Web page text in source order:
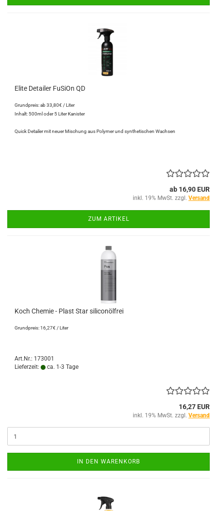
Elite Detailer FuSiOn QD
Grundpreis: ab 33,80€ / Liter
Inhalt: 500ml oder 5 Liter Kanister
Quick Detailer mit neuer Mischung aus Polymer und synthetischen Wachsen
ab 16,90 EUR
inkl. 19% MwSt. zzgl. Versand
ZUM ARTIKEL
Koch Chemie - Plast Star siliconölfrei
Grundpreis: 16,27€ / Liter
Art.Nr.: 173001
Lieferzeit:
ca. 1-3 Tage
16,27 EUR
inkl. 19% MwSt. zzgl. Versand
IN DEN WARENKORB